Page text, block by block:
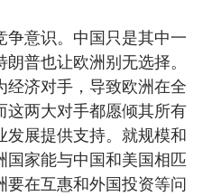
意识。中国只是其中一
普也让欧洲别无选择。
经济对手，导致欧洲在全
这两大对手都愿倾其所有
展提供支持。就规模和
国家能与中国和美国相匹
在互惠和外国投资等问